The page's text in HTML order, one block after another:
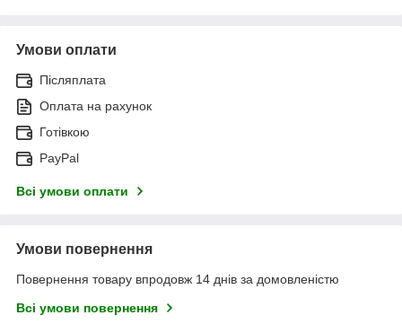
Умови оплати
Післяплата
Оплата на рахунок
Готівкою
PayPal
Всі умови оплати
Умови повернення
Повернення товару впродовж 14 днів за домовленістю
Всі умови повернення